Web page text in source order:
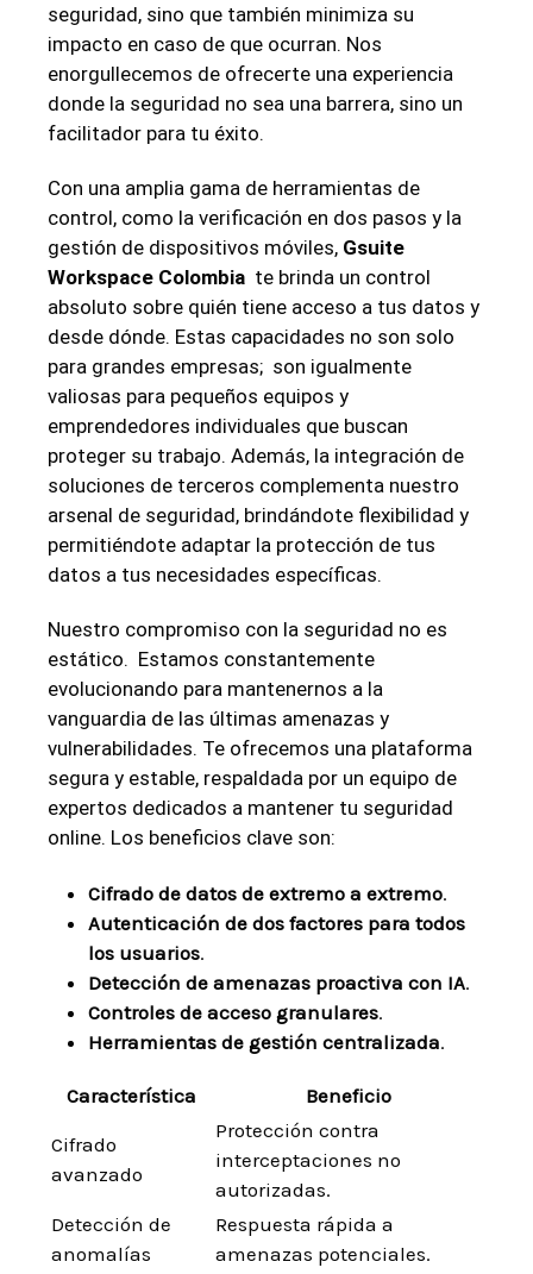
seguridad, sino que también minimiza su
impacto en caso de que ocurran. Nos ​
enorgullecemos de ofrecerte una experiencia
donde la seguridad no sea una barrera, sino un
facilitador para tu éxito.
Con ⁣una ⁢amplia⁤ gama de herramientas de
control, como ‍la verificación en dos pasos y la
gestión de dispositivos móviles, Gsuite
Workspace Colombia ​ te brinda un control
absoluto sobre quién ‍tiene acceso a⁣ tus datos y
desde dónde. ⁤Estas capacidades no son solo
para grandes empresas; ​ son igualmente
valiosas para ‍pequeños equipos y
emprendedores individuales que buscan
proteger su trabajo. Además, la integración de
soluciones de terceros complementa nuestro
arsenal de​ seguridad, brindándote flexibilidad y
permitiéndote adaptar la protección de⁢ tus
datos⁤ a tus necesidades específicas.
Nuestro compromiso con la seguridad⁣ no es
⁢estático. ⁣‌ Estamos constantemente
⁢evolucionando para mantenernos a la
vanguardia de‌ las ⁤últimas amenazas y⁢
vulnerabilidades. ​Te ofrecemos una plataforma
segura​ y estable, respaldada por un equipo de⁤
expertos dedicados ‌a mantener tu ‌seguridad
online. Los⁤ beneficios clave son:
Cifrado de ⁢datos de extremo a ‌extremo.
Autenticación ⁣de ‍dos ​factores para⁢ todos
los usuarios.
Detección ‍de⁣ amenazas proactiva ⁤con IA.
Controles de acceso granulares.
Herramientas de ⁣gestión‌ centralizada.
Característica Beneficio
Cifrado
avanzado
Protección contra
interceptaciones ‍no
autorizadas.
Detección de
anomalías
Respuesta rápida a
amenazas potenciales.